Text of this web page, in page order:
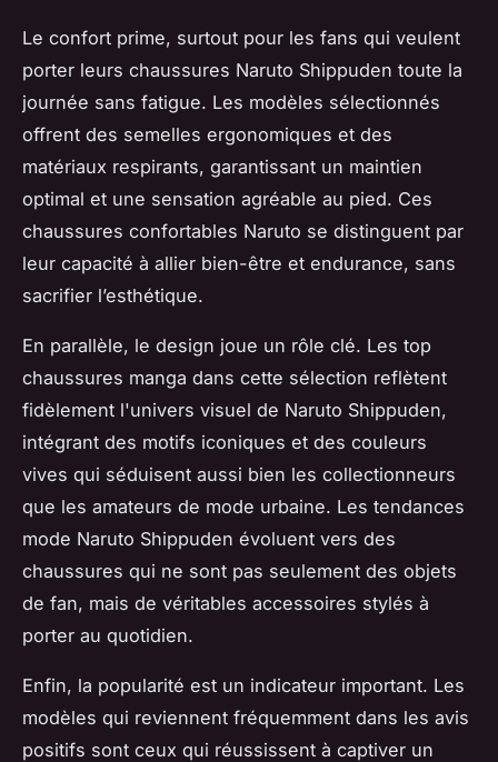
Le confort prime, surtout pour les fans qui veulent
porter leurs chaussures Naruto Shippuden toute la
journée sans fatigue. Les modèles sélectionnés
offrent des semelles ergonomiques et des
matériaux respirants, garantissant un maintien
optimal et une sensation agréable au pied. Ces
chaussures confortables Naruto se distinguent par
leur capacité à allier bien-être et endurance, sans
sacrifier l’esthétique.
En parallèle, le design joue un rôle clé. Les top
chaussures manga dans cette sélection reflètent
fidèlement l'univers visuel de Naruto Shippuden,
intégrant des motifs iconiques et des couleurs
vives qui séduisent aussi bien les collectionneurs
que les amateurs de mode urbaine. Les tendances
mode Naruto Shippuden évoluent vers des
chaussures qui ne sont pas seulement des objets
de fan, mais de véritables accessoires stylés à
porter au quotidien.
Enfin, la popularité est un indicateur important. Les
modèles qui reviennent fréquemment dans les avis
positifs sont ceux qui réussissent à captiver un